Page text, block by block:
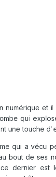
et
qui
une touche
qui a vécu
bout de ses
dernier est